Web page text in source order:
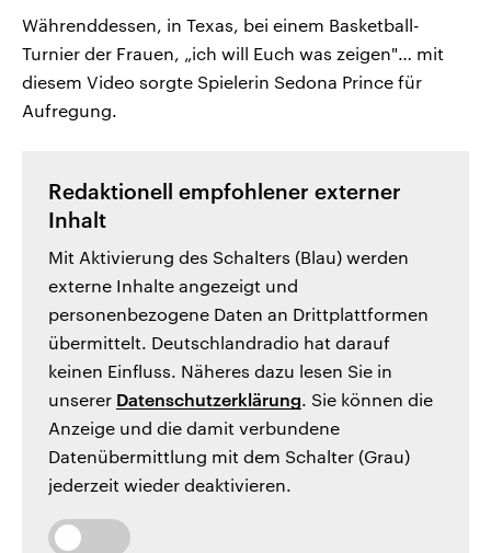
Währenddessen, in Texas, bei einem Basketball-
Turnier der Frauen, „ich will Euch was zeigen"… mit
diesem Video sorgte Spielerin Sedona Prince für
Aufregung.
Redaktionell empfohlener externer
Inhalt
Mit Aktivierung des Schalters (Blau) werden
externe Inhalte angezeigt und
personenbezogene Daten an Drittplattformen
übermittelt. Deutschlandradio hat darauf
keinen Einfluss. Näheres dazu lesen Sie in
unserer Datenschutzerklärung. Sie können die
Anzeige und die damit verbundene
Datenübermittlung mit dem Schalter (Grau)
jederzeit wieder deaktivieren.